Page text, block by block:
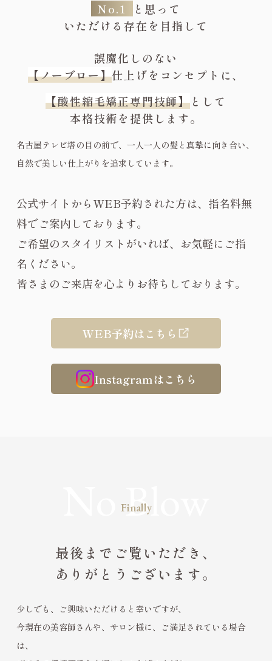
No.1
と思って
いただける存在を目指して
誤魔化しのない
【ノーブロー】仕上げをコンセプトに、
【酸性縮毛矯正専門技師】として
本格技術を提供します。
名古屋テレビ塔の目の前で、一人一人の髪と真摯に向き合い、
自然で美しい仕上がりを追求しています。
公式サイトからWEB予約された方は、指名料無
料でご案内しております。
ご希望のスタイリストがいれば、お気軽にご指
名ください。
皆さまのご来店を心よりお待ちしております。
WEB予約はこちら
Instagramはこちら
Finally
最後までご覧いただき、
ありがとうございます。
少しでも、ご興味いただけると幸いですが、
今現在の美容師さんや、サロン様に、ご満足されている場合
は、